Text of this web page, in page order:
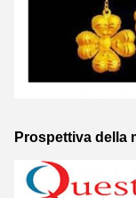
Prospettiva della